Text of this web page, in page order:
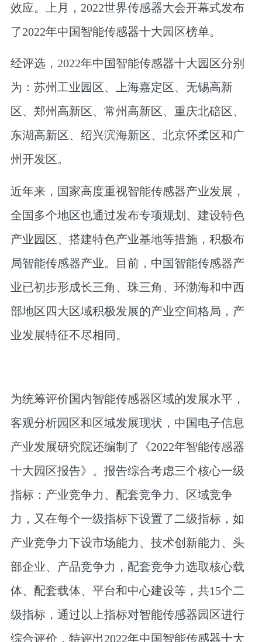
效应。上月，2022世界传感器大会开幕式发布
了2022年中国智能传感器十大园区榜单。
经评选，2022年中国智能传感器十大园区分别
为：苏州工业园区、上海嘉定区、无锡高新
区、郑州高新区、常州高新区、重庆北碚区、
东湖高新区、绍兴滨海新区、北京怀柔区和广
州开发区。
近年来，国家高度重视智能传感器产业发展，
全国多个地区也通过发布专项规划、建设特色
产业园区、搭建特色产业基地等措施，积极布
局智能传感器产业。目前，中国智能传感器产
业已初步形成长三角、珠三角、环渤海和中西
部地区四大区域积极发展的产业空间格局，产
业发展特征不尽相同。
为统筹评价国内智能传感器区域的发展水平，
客观分析园区和区域发展现状，中国电子信息
产业发展研究院还编制了《2022年智能传感器
十大园区报告》。报告综合考虑三个核心一级
指标：产业竞争力、配套竞争力、区域竞争
力，又在每个一级指标下设置了二级指标，如
产业竞争力下设市场能力、技术创新能力、头
部企业、产品竞争力，配套竞争力选取核心载
体、配套载体、平台和中心建设等，共15个二
级指标，通过以上指标对智能传感器园区进行
综合评价，特评出2022年中国智能传感器十大